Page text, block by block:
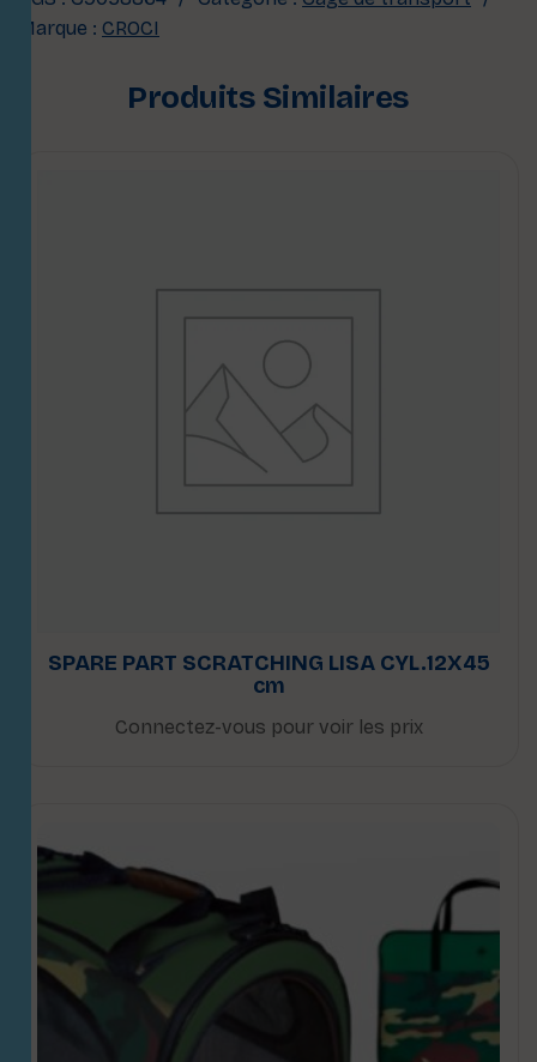
Marque : CROCI
Produits Similaires
SPARE PART SCRATCHING LISA CYL.12X45
cm
Connectez-vous pour voir les prix